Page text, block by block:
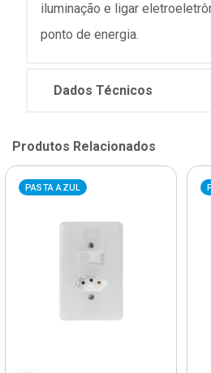
iluminação e ligar
ponto de energia.
Dados Técnicos
Produtos Relacionados
PASTA AZUL